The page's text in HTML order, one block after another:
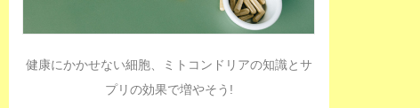
健康にかかせない細胞、ミトコンドリアの知識とサ
プリの効果で増やそう!